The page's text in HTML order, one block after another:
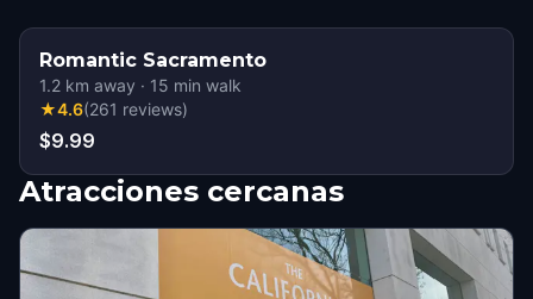
Romantic Sacramento
1.2 km away · 15 min walk
★4.6(261 reviews)
$9.99
Atracciones cercanas